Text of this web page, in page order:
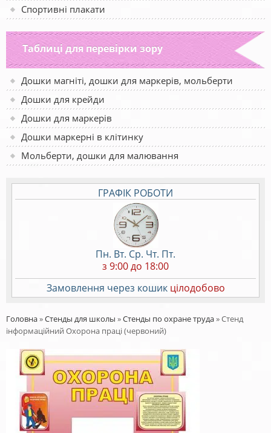
Спортивні плакати
Таблиці для перевірки зору
Дошки магніті, дошки для маркерів, мольберти
Дошки для крейди
Дошки для маркерів
Дошки маркерні в клітинку
Мольберти, дошки для малювання
ГРАФІК РОБОТИ
Пн. Вт. Ср. Чт. Пт.
з 9:00 до 18:00
Замовлення через кошик цілодобово
Головна»Стенды для школы »Стенды по охране труда»Стенд
інформаційний Охорона праці (червоний)